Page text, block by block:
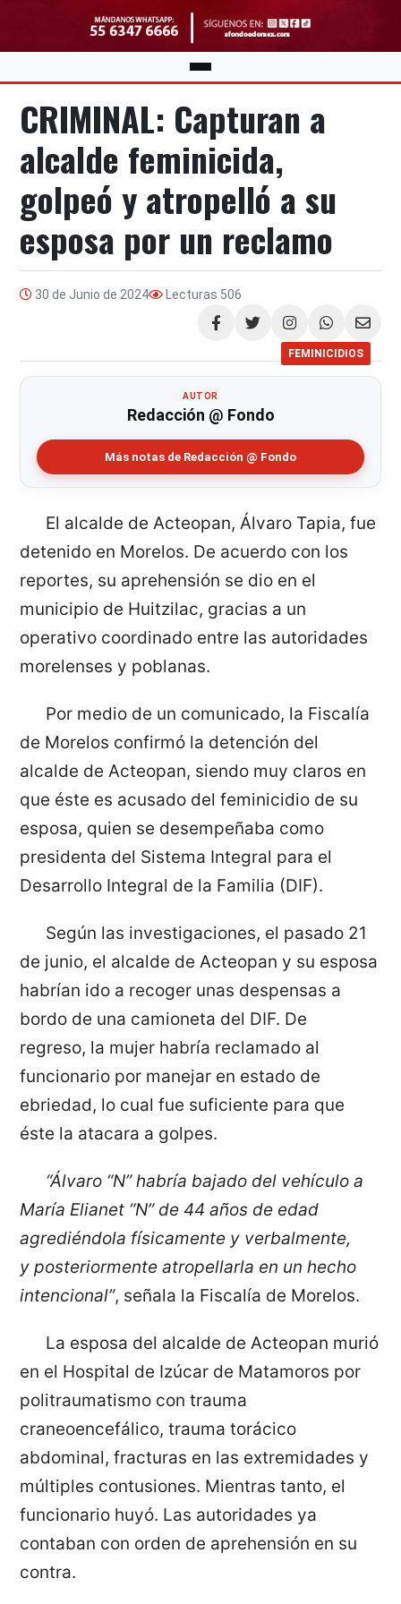
CRIMINAL: Capturan a
alcalde feminicida,
golpeó y atropelló a su
esposa por un reclamo
30 de Junio de 2024 Lecturas 506
Compartir
FEMINICIDIOS
AUTOR
Redacción @ Fondo
Más notas de Redacción @ Fondo
El alcalde de Acteopan, Álvaro Tapia, fue
detenido en Morelos. De acuerdo con los
reportes, su aprehensión se dio en el
municipio de Huitzilac, gracias a un
operativo coordinado entre las autoridades
morelenses y poblanas.
Por medio de un comunicado, la Fiscalía
de Morelos confirmó la detención del
alcalde de Acteopan, siendo muy claros en
que éste es acusado del feminicidio de su
esposa, quien se desempeñaba como
presidenta del Sistema Integral para el
Desarrollo Integral de la Familia (DIF).
Según las investigaciones, el pasado 21
de junio, el alcalde de Acteopan y su esposa
habrían ido a recoger unas despensas a
bordo de una camioneta del DIF. De
regreso, la mujer habría reclamado al
funcionario por manejar en estado de
ebriedad, lo cual fue suficiente para que
éste la atacara a golpes.
“Álvaro “N” habría bajado del vehículo a
María Elianet “N” de 44 años de edad
agrediéndola físicamente y verbalmente,
y posteriormente atropellarla en un hecho
intencional”, señala la Fiscalía de Morelos.
La esposa del alcalde de Acteopan murió
en el Hospital de Izúcar de Matamoros por
politraumatismo con trauma
craneoencefálico, trauma torácico
abdominal, fracturas en las extremidades y
múltiples contusiones. Mientras tanto, el
funcionario huyó. Las autoridades ya
contaban con orden de aprehensión en su
contra.